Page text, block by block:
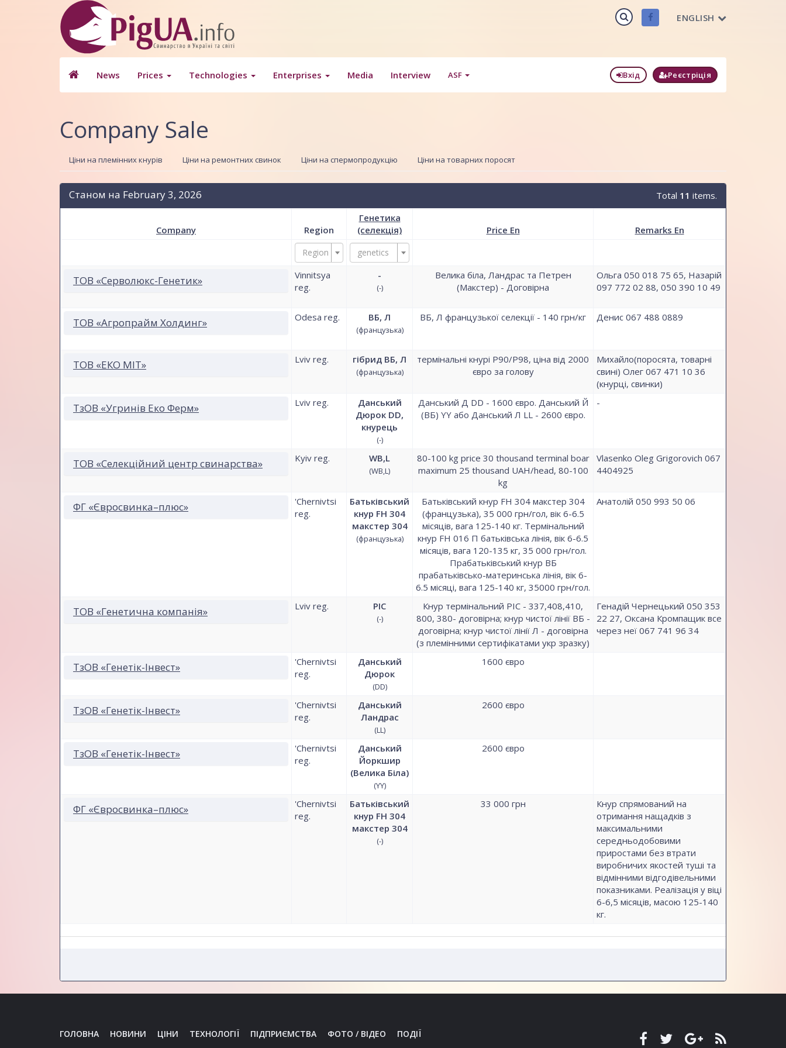
ENGLISH
News Prices Technologies Enterprises Media Interview ASF Вхід Реєстріція
Company Sale
Ціни на племінних кнурів Ціни на ремонтних свинок Ціни на спермопродукцію Ціни на товарних поросят
Total 11 items.
Станом на February 3, 2026
Company Region
Генетика
(селекція)
Price En Remarks En
Region genetics
ТОВ «Серволюкс-Генетик»
Vinnitsya
reg.
-
(-)
Велика біла, Ландрас та Петрен
(Макстер) - Договірна
Ольга 050 018 75 65, Назарій
097 772 02 88, 050 390 10 49
ТОВ «Агропрайм Холдинг» Odesa reg. ВБ, Л
(французька)
ВБ, Л французької селекції - 140 грн/кг Денис 067 488 0889
ТОВ «ЕКО МІТ» Lviv reg. гібрид ВБ, Л
(французька)
термінальні кнурі P90/P98, ціна від 2000
євро за голову
Михайло(поросята, товарні
свині) Олег 067 471 10 36
(кнурці, свинки)
ТзОВ «Угринів Еко Ферм» Lviv reg.
Данський
Дюрок DD,
кнурець
(-)
Данський Д DD - 1600 євро. Данський Й
(ВБ) YY або Данський Л LL - 2600 євро.
-
ТОВ «Селекційний центр свинарства» Kyiv reg. WB,L
(WB,L)
80-100 kg price 30 thousand terminal boar
maximum 25 thousand UAH/head, 80-100
kg
Vlasenko Oleg Grigorovich 067
4404925
ФГ «Євросвинка–плюс»
'Chernivtsi
reg.
Батьківський
кнур FH 304
макстер 304
(французька)
Батьківський кнур FH 304 макстер 304
(французька), 35 000 грн/гол, вік 6-6.5
місяців, вага 125-140 кг. Термінальний
кнур FH 016 П батьківська лінія, вік 6-6.5
місяців, вага 120-135 кг, 35 000 грн/гол.
Прабатьківський кнур ВБ
прабатьківсько-материнська лінія, вік 6-
6.5 місяці, вага 125-140 кг, 35000 грн/гол.
Анатолій 050 993 50 06
ТОВ «Генетична компанія» Lviv reg. PIC
(-)
Кнур термінальний РІС - 337,408,410,
800, 380- договірна; кнур чистої лінії ВБ -
договірна; кнур чистої лінії Л - договірна
(з племінними сертифікатами укр зразку)
Генадій Чернецький 050 353
22 27, Оксана Кромпащик все
через неї 067 741 96 34
ТзОВ «Генетік-Інвест»
'Chernivtsi
reg.
Данський
Дюрок
(DD)
1600 євро
ТзОВ «Генетік-Інвест»
'Chernivtsi
reg.
Данський
Ландрас
(LL)
2600 євро
ТзОВ «Генетік-Інвест»
'Chernivtsi
reg.
Данський
Йоркшир
(Велика Біла)
(YY)
2600 євро
ФГ «Євросвинка–плюс»
'Chernivtsi
reg.
Батьківський
кнур FH 304
макстер 304
(-)
33 000 грн
Кнур спрямований на
отримання нащадків з
максимальними
середньодобовими
приростами без втрати
виробничих якостей туші та
відмінними відгодівельними
показниками. Реалізація у віці
6-6,5 місяців, масою 125-140
кг.
ГОЛОВНА НОВИНИ ЦІНИ ТЕХНОЛОГІЇ ПІДПРИЄМСТВА ФОТО / ВІДЕО ПОДІЇ